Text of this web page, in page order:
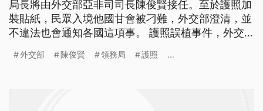
局長將由外交部亞非司司長陳俊賢接任。至於護照加
裝貼紙，民眾入境他國甘會被刁難，外交部澄清，並
不違法也會通知各國這項事。 護照誤植事件，外交
司長陳俊賢接任，人事令更已送到行政院簽核，今天
外交部 陳俊賢 領務局 護照 ...